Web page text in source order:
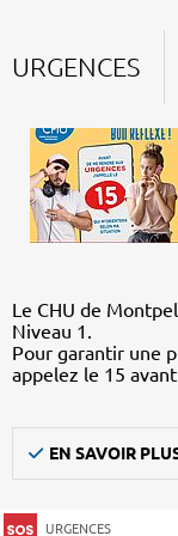
URGENCES
Le CHU de
Niveau 1.
Pour garantir une
appelez le 15
EN SAVOIR
URGENCES